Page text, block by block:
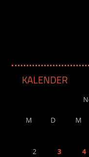
KALENDER
M D M
2
3 4